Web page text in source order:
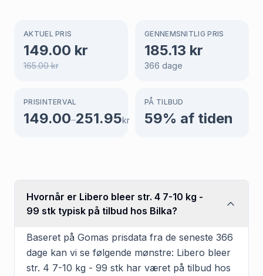
AKTUEL PRIS
149.00 kr
165.00kr
GENNEMSNITLIG PRIS
185.13 kr
366 dage
PRISINTERVAL
149.00–251.95kr
PÅ TILBUD
59% af tiden
Hvornår er Libero bleer str. 4 7-10 kg -
99 stk typisk på tilbud hos Bilka?
Baseret på Gomas prisdata fra de seneste 366
dage kan vi se følgende mønstre: Libero bleer
str. 4 7-10 kg - 99 stk har været på tilbud hos